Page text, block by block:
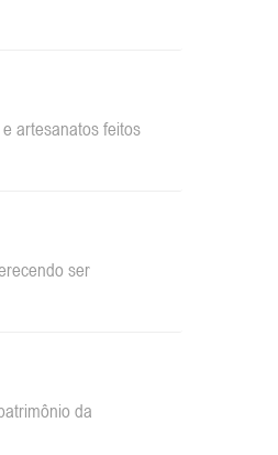
artesanatos feitos
ser
da